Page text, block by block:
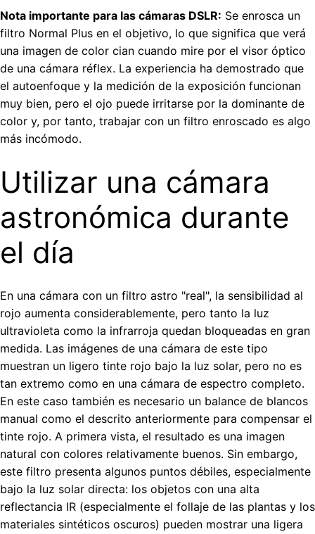
Nota importante para las cámaras DSLR: Se enrosca un
filtro Normal Plus en el objetivo, lo que significa que verá
una imagen de color cian cuando mire por el visor óptico
de una cámara réflex. La experiencia ha demostrado que
el autoenfoque y la medición de la exposición funcionan
muy bien, pero el ojo puede irritarse por la dominante de
color y, por tanto, trabajar con un filtro enroscado es algo
más incómodo.
Utilizar una cámara
astronómica durante
el día
En una cámara con un filtro astro "real", la sensibilidad al
rojo aumenta considerablemente, pero tanto la luz
ultravioleta como la infrarroja quedan bloqueadas en gran
medida. Las imágenes de una cámara de este tipo
muestran un ligero tinte rojo bajo la luz solar, pero no es
tan extremo como en una cámara de espectro completo.
En este caso también es necesario un balance de blancos
manual como el descrito anteriormente para compensar el
tinte rojo. A primera vista, el resultado es una imagen
natural con colores relativamente buenos. Sin embargo,
este filtro presenta algunos puntos débiles, especialmente
bajo la luz solar directa: los objetos con una alta
reflectancia IR (especialmente el follaje de las plantas y los
materiales sintéticos oscuros) pueden mostrar una ligera